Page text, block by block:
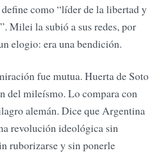
como “líder de la libertad y
Milei la subió a sus redes, por
elogio: era una bendición.
fue mutua. Huerta de Soto
del mileísmo. Lo compara con
alemán. Dice que Argentina
revolución ideológica sin
ruborizarse y sin ponerle